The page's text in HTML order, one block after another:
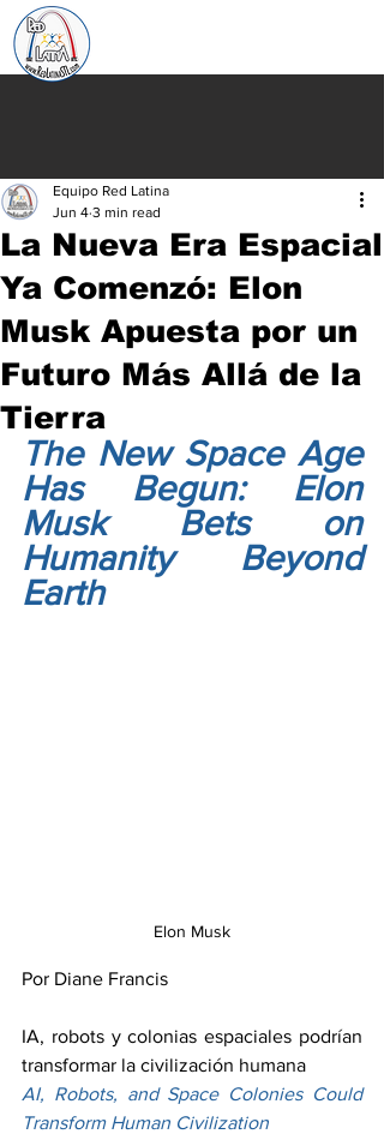
La Nueva Era Espacial
Ya Comenzó: Elon
Musk Apuesta por un
Futuro Más Allá de la
Tierra
Equipo Red Latina
Jun 4 3 min read
The New Space Age
Has Begun: Elon
Musk Bets on
Humanity Beyond
Earth
Elon Musk
Por Diane Francis
IA, robots y colonias espaciales podrían
transformar la civilización humana
AI, Robots, and Space Colonies Could
Transform Human Civilization